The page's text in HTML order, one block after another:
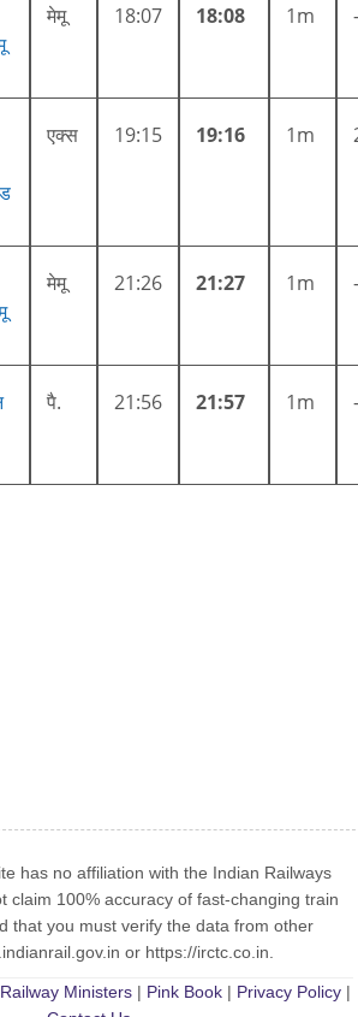
मेमू 18:07 18:08 1m
एक्स 19:15 19:16 1m
मेमू 21:26 21:27 1m
पै. 21:56 21:57 1m
has no affiliation with the Indian Railways
claim 100% accuracy of fast-changing train
that you must verify the data from other
or https://irctc.co.in.
Railway Ministers | Pink Book | Privacy Policy |